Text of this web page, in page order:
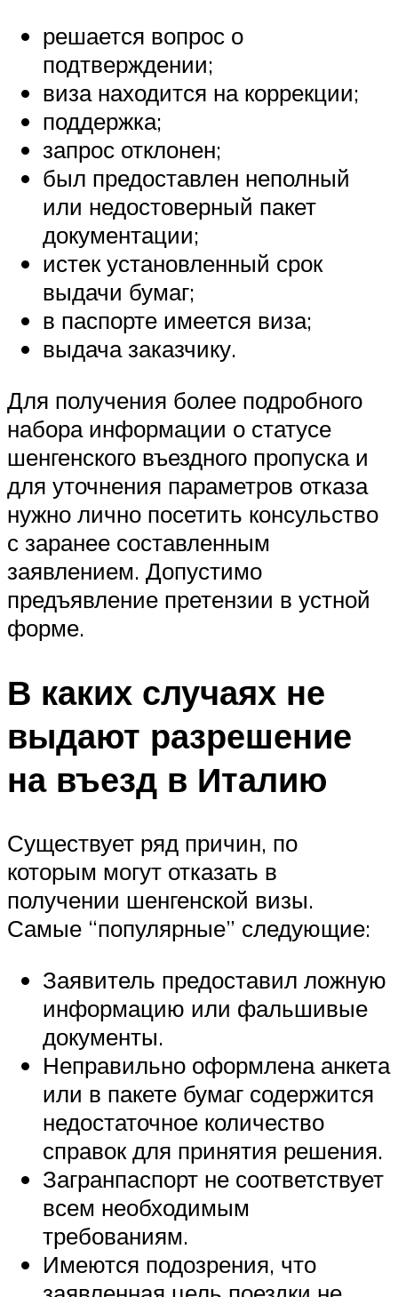
решается вопрос о
подтверждении;
виза находится на коррекции;
поддержка;
запрос отклонен;
был предоставлен неполный
или недостоверный пакет
документации;
истек установленный срок
выдачи бумаг;
в паспорте имеется виза;
выдача заказчику.
Для получения более подробного
набора информации о статусе
шенгенского въездного пропуска и
для уточнения параметров отказа
нужно лично посетить консульство
с заранее составленным
заявлением. Допустимо
предъявление претензии в устной
форме.
В каких случаях не
выдают разрешение
на въезд в Италию
Существует ряд причин, по
которым могут отказать в
получении шенгенской визы.
Самые “популярные” следующие:
Заявитель предоставил ложную
информацию или фальшивые
документы.
Неправильно оформлена анкета
или в пакете бумаг содержится
недостаточное количество
справок для принятия решения.
Загранпаспорт не соответствует
всем необходимым
требованиям.
Имеются подозрения, что